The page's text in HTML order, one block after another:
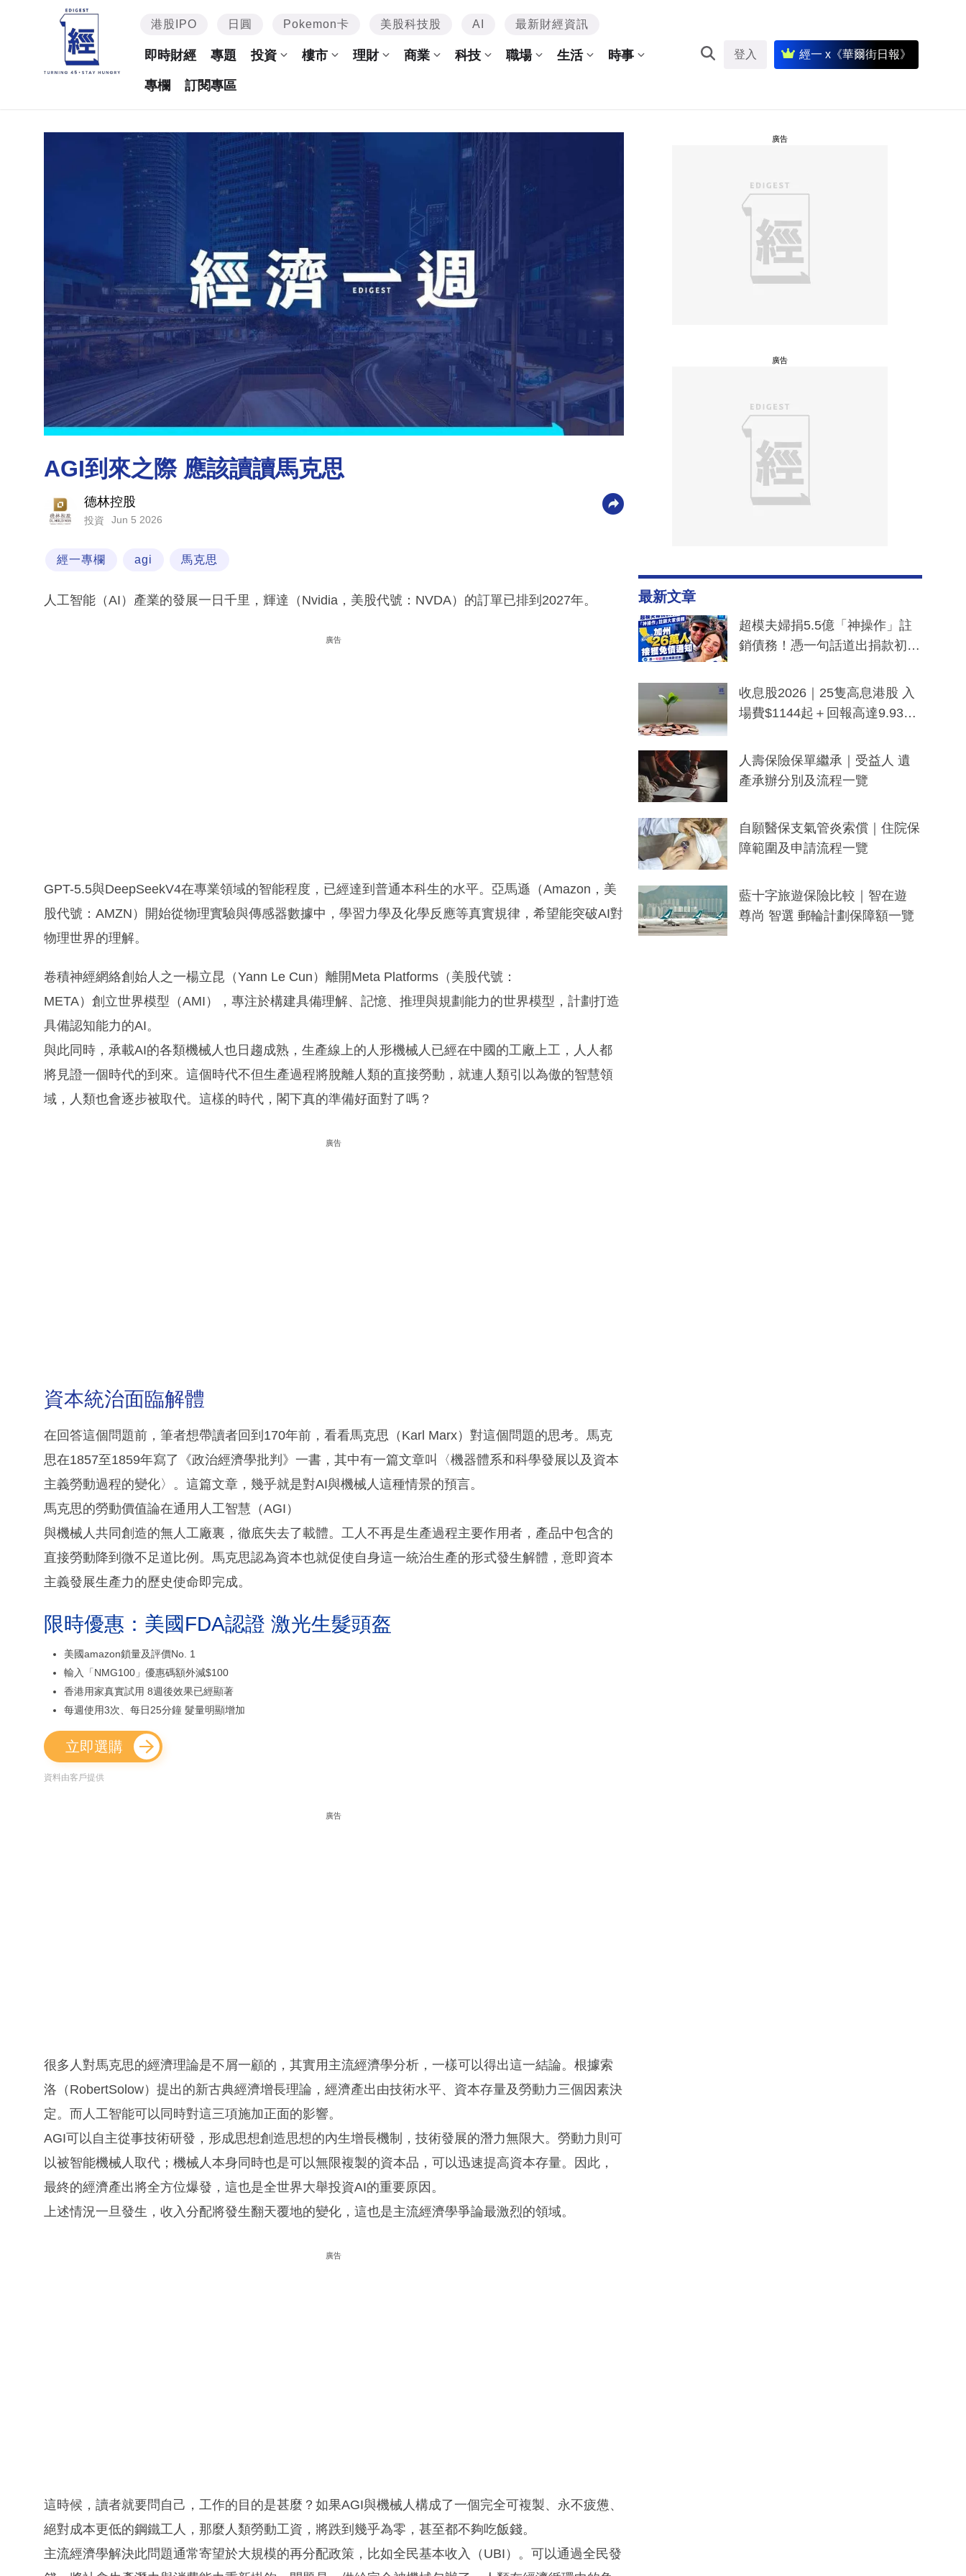
港股IPO 日圓 Pokemon卡 美股科技股 AI 最新財經資訊
即時財經 專題 投資 樓市 理財 商業 科技 職場 生活 時事
專欄 訂閱專區
登入 經一 x《華爾街日報》
AGI到來之際 應該讀讀馬克思
德林控股
投資 Jun 5 2026
經一專欄 agi 馬克思
人工智能（AI）產業的發展一日千里，輝達（Nvidia，美股代號：NVDA）的訂單已排到2027年。
廣告
GPT-5.5與DeepSeekV4在專業領域的智能程度，已經達到普通本科生的水平。亞馬遜（Amazon，美
股代號：AMZN）開始從物理實驗與傳感器數據中，學習力學及化學反應等真實規律，希望能突破AI對
物理世界的理解。
卷積神經網絡創始人之一楊立昆（Yann Le Cun）離開Meta Platforms（美股代號：
META）創立世界模型（AMI），專注於構建具備理解、記憶、推理與規劃能力的世界模型，計劃打造
具備認知能力的AI。
與此同時，承載AI的各類機械人也日趨成熟，生產線上的人形機械人已經在中國的工廠上工，人人都
將見證一個時代的到來。這個時代不但生產過程將脫離人類的直接勞動，就連人類引以為傲的智慧領
域，人類也會逐步被取代。這樣的時代，閣下真的準備好面對了嗎？
廣告
資本統治面臨解體
在回答這個問題前，筆者想帶讀者回到170年前，看看馬克思（Karl Marx）對這個問題的思考。馬克
思在1857至1859年寫了《政治經濟學批判》一書，其中有一篇文章叫〈機器體系和科學發展以及資本
主義勞動過程的變化〉。這篇文章，幾乎就是對AI與機械人這種情景的預言。
馬克思的勞動價值論在通用人工智慧（AGI）
與機械人共同創造的無人工廠裏，徹底失去了載體。工人不再是生產過程主要作用者，產品中包含的
直接勞動降到微不足道比例。馬克思認為資本也就促使自身這一統治生產的形式發生解體，意即資本
主義發展生產力的歷史使命即完成。
限時優惠：美國FDA認證 激光生髮頭盔
美國amazon鎖量及評價No. 1
輸入「NMG100」優惠碼額外減$100
香港用家真實試用 8週後效果已經顯著
每週使用3次、每日25分鐘 髮量明顯增加
立即選購
資料由客戶提供
廣告
很多人對馬克思的經濟理論是不屑一顧的，其實用主流經濟學分析，一樣可以得出這一結論。根據索
洛（RobertSolow）提出的新古典經濟增長理論，經濟產出由技術水平、資本存量及勞動力三個因素決
定。而人工智能可以同時對這三項施加正面的影響。
AGI可以自主從事技術研發，形成思想創造思想的內生增長機制，技術發展的潛力無限大。勞動力則可
以被智能機械人取代；機械人本身同時也是可以無限複製的資本品，可以迅速提高資本存量。因此，
最終的經濟產出將全方位爆發，這也是全世界大舉投資AI的重要原因。
上述情況一旦發生，收入分配將發生翻天覆地的變化，這也是主流經濟學爭論最激烈的領域。
廣告
這時候，讀者就要問自己，工作的目的是甚麼？如果AGI與機械人構成了一個完全可複製、永不疲憊、
絕對成本更低的鋼鐵工人，那麼人類勞動工資，將跌到幾乎為零，甚至都不夠吃飯錢。
主流經濟學解決此問題通常寄望於大規模的再分配政策，比如全民基本收入（UBI）。可以通過全民發
廣告
廣告
最新文章
超模夫婦捐5.5億「神操作」註
銷債務！憑一句話道出捐款初
一度被誤當詐騙手段
收息股2026｜25隻高息港股 入
場費$1144起＋回報高達9.93
人壽保險保單繼承｜受益人 遺
產承辦分別及流程一覽
自願醫保支氣管炎索償｜住院保
障範圍及申請流程一覽
藍十字旅遊保險比較｜智在遊
尊尚 智選 郵輪計劃保障額一覽